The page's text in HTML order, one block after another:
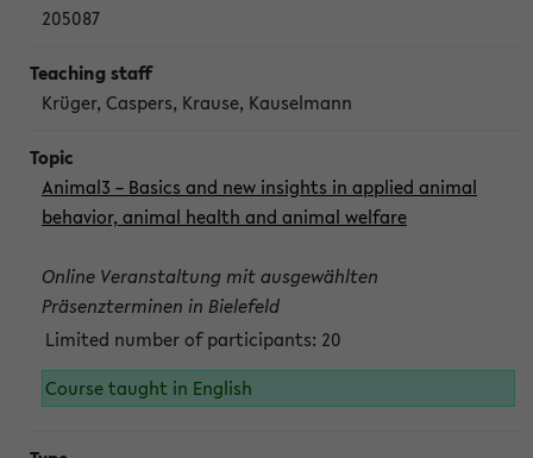
205087
Krüger, Caspers, Krause, Kauselmann
Animal3 – Basics and new insights in applied animal
behavior, animal health and animal welfare
Online Veranstaltung mit ausgewählten
Präsenzterminen in Bielefeld
Limited number of participants: 20
Course taught in English